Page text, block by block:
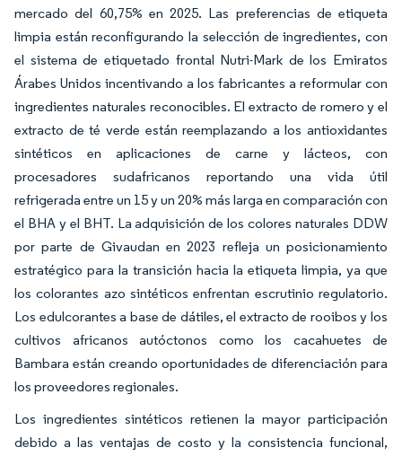
mercado del 60,75% en 2025. Las preferencias de etiqueta
limpia están reconfigurando la selección de ingredientes, con
el sistema de etiquetado frontal Nutri-Mark de los Emiratos
Árabes Unidos incentivando a los fabricantes a reformular con
ingredientes naturales reconocibles. El extracto de romero y el
extracto de té verde están reemplazando a los antioxidantes
sintéticos en aplicaciones de carne y lácteos, con
procesadores sudafricanos reportando una vida útil
refrigerada entre un 15 y un 20% más larga en comparación con
el BHA y el BHT. La adquisición de los colores naturales DDW
por parte de Givaudan en 2023 refleja un posicionamiento
estratégico para la transición hacia la etiqueta limpia, ya que
los colorantes azo sintéticos enfrentan escrutinio regulatorio.
Los edulcorantes a base de dátiles, el extracto de rooibos y los
cultivos africanos autóctonos como los cacahuetes de
Bambara están creando oportunidades de diferenciación para
los proveedores regionales.
Los ingredientes sintéticos retienen la mayor participación
debido a las ventajas de costo y la consistencia funcional,